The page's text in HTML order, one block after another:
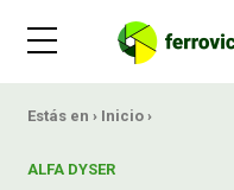
Estás en › Inicio ›
ALFA DYSER